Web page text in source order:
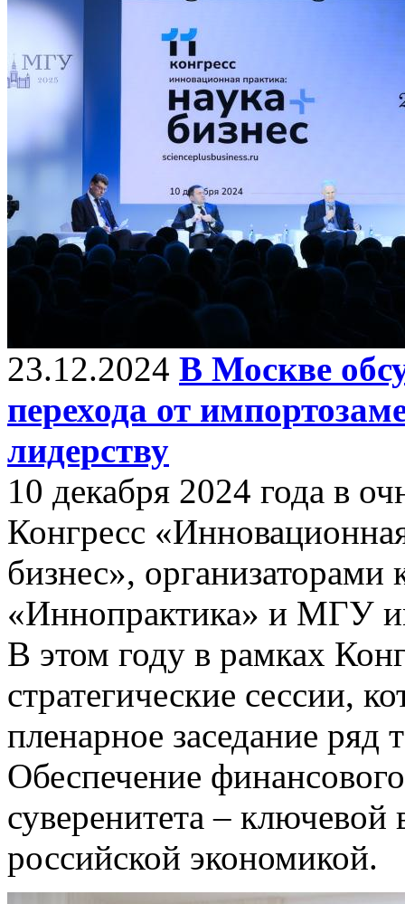
23.12.2024 В Москве
перехода от
лидерству
10 декабря 2024 года в
Конгресс
бизнес»,
«Иннопрактика» и МГУ
В этом году в рамках
стратегические сессии,
пленарное заседание ряд
Обеспечение
суверенитета –
российской экономикой.